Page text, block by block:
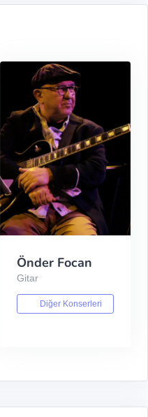
Önder Focan
Gitar
Diğer Konserleri